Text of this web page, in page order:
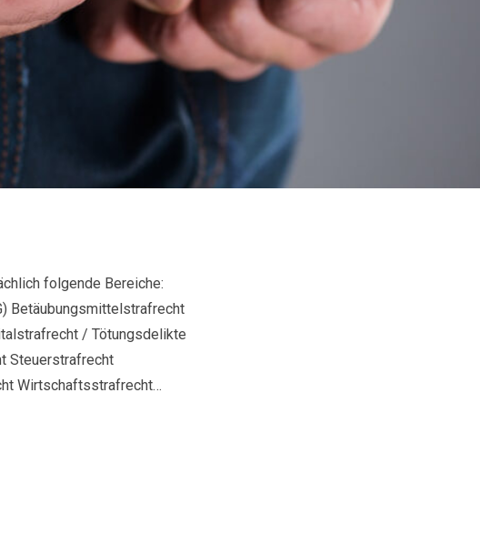
folgende Bereiche:
Betäubungsmittelstrafrecht
/ Tötungsdelikte
Steuerstrafrecht
Wirtschaftsstrafrecht…